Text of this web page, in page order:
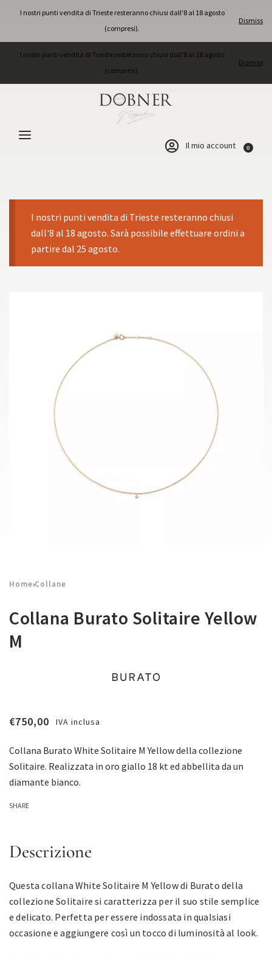
I nostri punti vendita di Trieste resteranno chiusi dall'8 al 18 agosto
(compresi).
Dismiss
I nostri punti vendita di Trieste resteranno chiusi dall'8 al 18 agosto
(compresi).
Dismiss
Il mio account 0
I nostri punti vendita di Trieste resteranno chiusi
dall'8 al 18 agosto. Sarà possibile effettuare ordini a
partire dal 25 agosto.
Home›Collane
Collana Burato Solitaire Yellow
M
€750,00 IVA inclusa
Collana Burato White Solitaire M Yellow della collezione
Solitaire. Realizzata in oro giallo 18 kt ed abbellita da un
diamante bianco.
SHARE
Descrizione
Questa collana White Solitaire M Yellow di Burato della
collezione Solitaire si caratterizza per il suo stile semplice
e delicato. Perfetta per essere indossata in qualsiasi
occasione e aggiungere così un tocco di luminosità al look.